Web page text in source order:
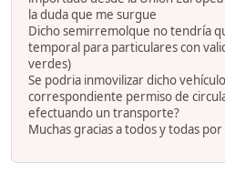
la duda que me surgue
Dicho semirremolque no tendría
temporal para particulares con
verdes)
Se podria inmovilizar dicho
correspondiente permiso de
efectuando un transporte?
Muchas gracias a todos y todas